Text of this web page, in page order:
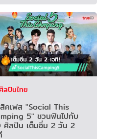
ปินไทย
คเฟส "Social This
5" ชวนฟินไปกับ
ศิลปิน เต็มอิ่ม 2 วัน 2